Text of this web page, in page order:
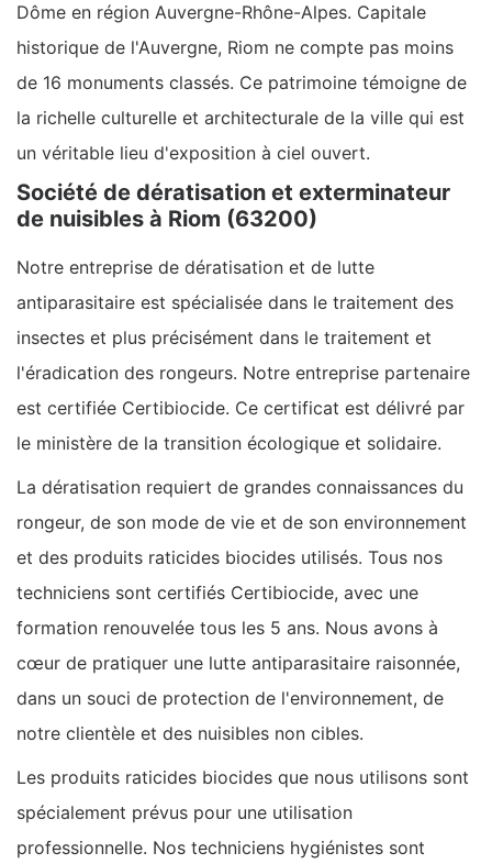
Dôme en région Auvergne-Rhône-Alpes. Capitale
historique de l'Auvergne, Riom ne compte pas moins
de 16 monuments classés. Ce patrimoine témoigne de
la richelle culturelle et architecturale de la ville qui est
un véritable lieu d'exposition à ciel ouvert.
Société de dératisation et exterminateur
de nuisibles à Riom (63200)
Notre entreprise de dératisation et de lutte
antiparasitaire est spécialisée dans le traitement des
insectes et plus précisément dans le traitement et
l'éradication des rongeurs. Notre entreprise partenaire
est certifiée Certibiocide. Ce certificat est délivré par
le ministère de la transition écologique et solidaire.
La dératisation requiert de grandes connaissances du
rongeur, de son mode de vie et de son environnement
et des produits raticides biocides utilisés. Tous nos
techniciens sont certifiés Certibiocide, avec une
formation renouvelée tous les 5 ans. Nous avons à
cœur de pratiquer une lutte antiparasitaire raisonnée,
dans un souci de protection de l'environnement, de
notre clientèle et des nuisibles non cibles.
Les produits raticides biocides que nous utilisons sont
spécialement prévus pour une utilisation
professionnelle. Nos techniciens hygiénistes sont